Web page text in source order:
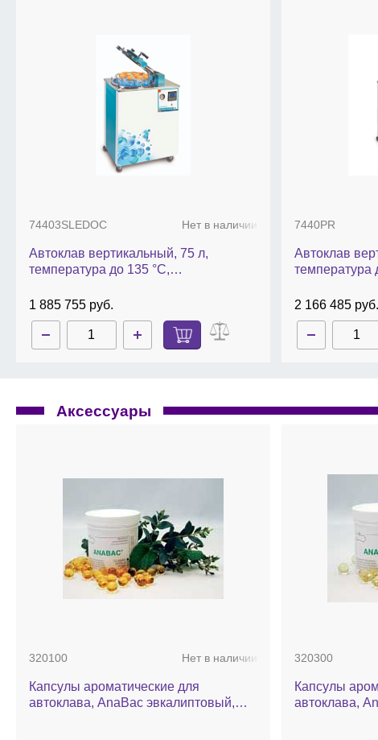
капсулы ароматические.
74403SLEDOC Нет в наличии
Автоклав вертикальный, 75 л,
температура до 135 °С,
1 885 755 руб.
7440PR
Автоклав
температура
2 166 485 руб.
Аксессуары
320100 Нет в наличии
Капсулы ароматические для
автоклава, AnaBac эвкалиптовый,
320300
Капсулы
автоклава,